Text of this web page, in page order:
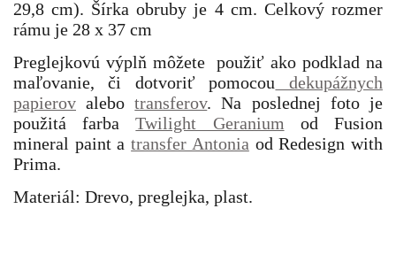
29,8 cm). Šírka obruby je 4 cm. Celkový rozmer
rámu je 28 x 37 cm
Preglejkovú výplň môžete použiť ako podklad na
maľovanie, či dotvoriť pomocou dekupážnych
papierov alebotransferov. Na poslednej foto je
použitá farbaTwilight Geranium od Fusion
mineral paint atransfer Antonia od Redesign with
Prima.
Materiál: Drevo, preglejka, plast.